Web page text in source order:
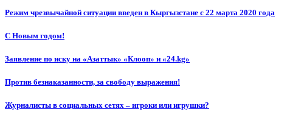
Режим чрезвычайной ситуации введен в Кыргызстане с 22 марта 2020 года
С Новым годом!
Заявление по иску на «Азаттык» «Клооп» и «24.kg»
Против безнаказанности, за свободу выражения!
Журналисты в социальных сетях – игроки или игрушки?